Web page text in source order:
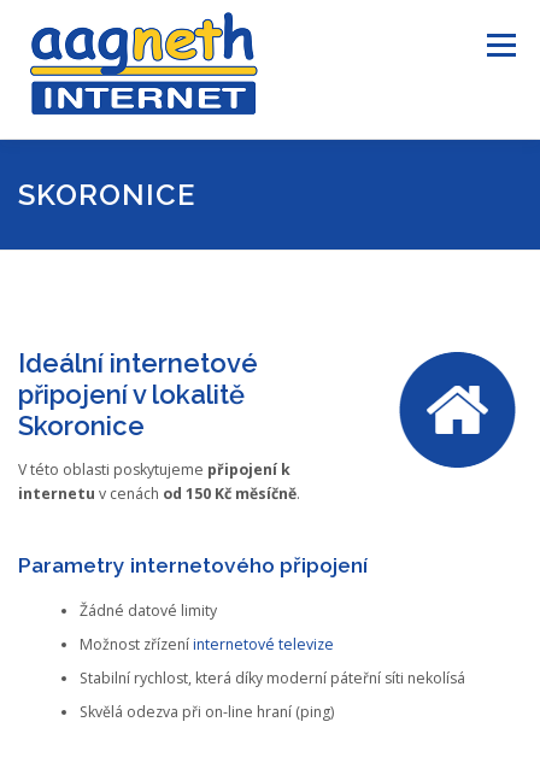
obsah
Menu
ÚVOD INTERNET
SKORONICE
Ideální internetové
připojení v lokalitě
Skoronice
V této oblasti poskytujeme připojení k
internetu v cenách od 150 Kč měsíčně.
Parametry internetového připojení
Žádné datové limity
Možnost zřízeníinternetové televize
Stabilní rychlost, která díky moderní páteřní síti nekolísá
Skvělá odezva při on-line hraní (ping)